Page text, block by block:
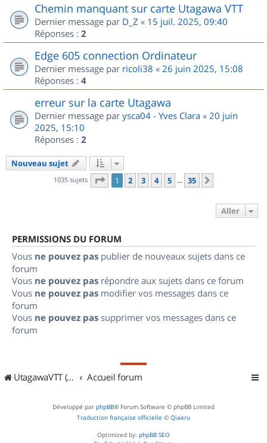
Chemin manquant sur carte Utagawa VTT
Dernier message par D_Z « 15 juil. 2025, 09:40
Réponses : 2
Edge 605 connection Ordinateur
Dernier message par ricoli38 « 26 juin 2025, 15:08
Réponses : 4
erreur sur la carte Utagawa
Dernier message par ysca04 - Yves Clara « 20 juin
2025, 15:10
Réponses : 2
Nouveau sujet
1035 sujets Page 1sur
1 2 3 4 5 … 35
Aller
PERMISSIONS DU FORUM
Vous ne pouvez pas publier de nouveaux sujets dans ce
forum
Vous ne pouvez pas répondre aux sujets dans ce forum
Vous ne pouvez pas modifier vos messages dans ce
forum
Vous ne pouvez pas supprimer vos messages dans ce
forum
UtagawaVTT (Randos VTT et VTTAE avec traces GPS) Accueil forum
Développé par phpBB® Forum Software © phpBB Limited
Traduction française officielle © Qiaeru
Optimized by: phpBB SEO